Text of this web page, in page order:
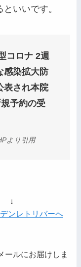
いいです。
コロナ 2週
感染拡大防
表され本院
予約の受
より引用
↓
ールにお届けしま